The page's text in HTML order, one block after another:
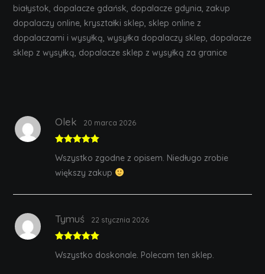
białystok, dopalacze gdańsk, dopalacze gdynia, zakup
dopalaczy online, kryształki sklep, sklep online z
dopalaczami i wysyłką, wysyłka dopalaczy sklep, dopalacze
sklep z wysyłką, dopalacze sklep z wysyłką za granice
of 5
Olek 20 marca 2026
Wszystko zgodne z opisem. Niedługo zrobie
większy zakup
of 5
Tymuś 22 stycznia 2026
Wszystko doskonale. Polecam ten sklep.